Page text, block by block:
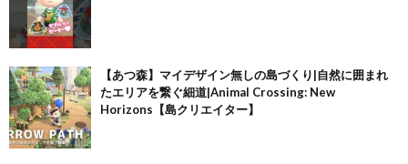
【あつ森】マイデザイン無しの島づくり|自然に囲まれ
たエリアを繋ぐ細道|Animal Crossing: New
Horizons【島クリエイター】